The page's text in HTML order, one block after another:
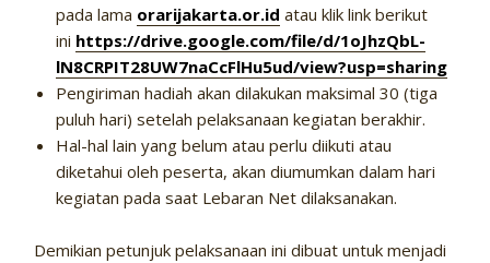
pada lama orarijakarta.or.id atau klik link berikut
ini https://drive.google.com/file/d/1oJhzQbL-
lN8CRPIT28UW7naCcFlHu5ud/view?usp=sharing
Pengiriman hadiah akan dilakukan maksimal 30 (tiga
puluh hari) setelah pelaksanaan kegiatan berakhir.
Hal-hal lain yang belum atau perlu diikuti atau
diketahui oleh peserta, akan diumumkan dalam hari
kegiatan pada saat Lebaran Net dilaksanakan.
Demikian petunjuk pelaksanaan ini dibuat untuk menjadi